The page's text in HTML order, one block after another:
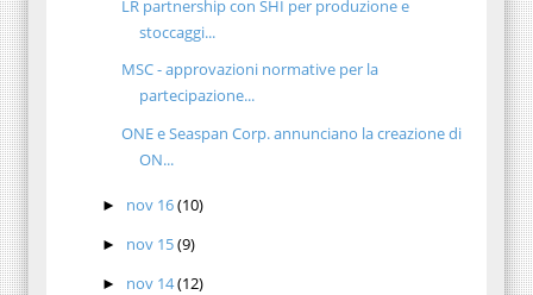
LR partnership con SHI per produzione e
stoccaggi...
MSC - approvazioni normative per la
partecipazione...
ONE e Seaspan Corp. annunciano la creazione di
ON...
► nov 16(10)
► nov 15(9)
► nov 14(12)